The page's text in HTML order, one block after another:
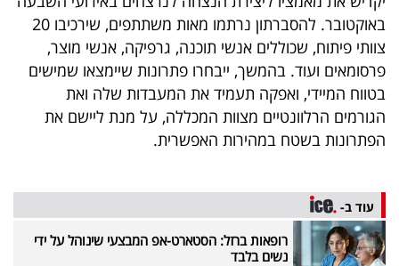
אדום
פרסמו
באייס
אחרינו:
באוקטובר. להסברתון נרתמו מאות משתתפים, שירכיבו 20
צוותי פיתוח, שכוללים אנשי תוכנה, גרפיקה, אנשי מוצר,
פרסומאים ועוד. בהמשך, ייבחרו פתרונות שיימצאו שמישים
בטווח המיידי, ואפקה תעמיד את המעבדות שלה ואת
הגורמים הרלוונטיים מצוות המכללה, על מנת ליישם את
הפתרונות בשטח במהירות האפשרית.
עוד ב-
רופאות ברזל: הסטארט-אפ המבצעי שינוהל על ידי
נשים בלבד